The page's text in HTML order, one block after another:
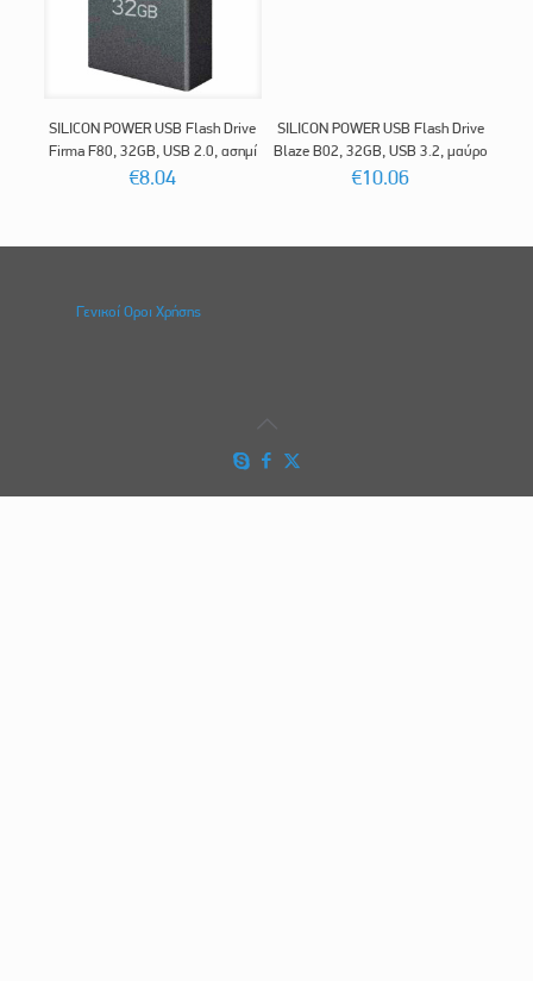
SILICON POWER USB Flash Drive
Firma F80, 32GB, USB 2.0, ασημί
€8.04
SILICON POWER USB Flash Drive
Blaze B02, 32GB, USB 3.2, μαύρο
€10.06
Γενικοί Οροι Χρήσης